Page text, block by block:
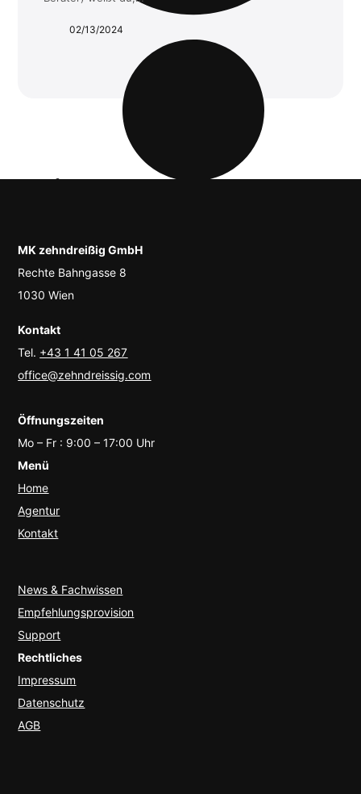
02/13/2024
MK zehndreißig GmbH
Rechte Bahngasse 8
1030 Wien
Kontakt
Tel. +43 1 41 05 267
office@zehndreissig.com
Öffnungszeiten
Mo – Fr : 9:00 – 17:00 Uhr
Menü
Home
Agentur
Kontakt
News & Fachwissen
Empfehlungsprovision
Support
Rechtliches
Impressum
Datenschutz
AGB